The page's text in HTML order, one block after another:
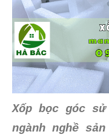
Xốp bọc góc
ngành nghề